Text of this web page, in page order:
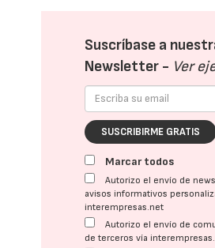
Suscríbase a
Newsletter - Ver
SUSCRIBIRME GRATIS
Marcar todos
Autorizo el envío de
avisos informativos
interempresas.net
Autorizo el envío de
de terceros vía